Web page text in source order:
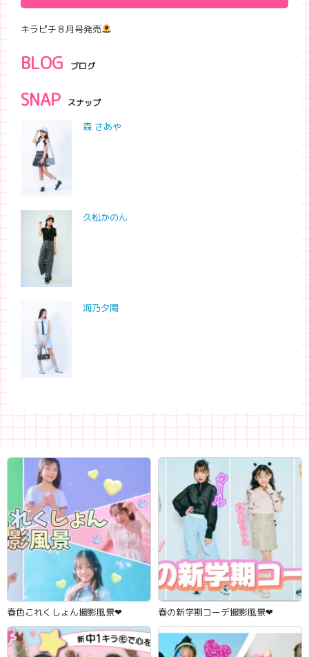
キラピチ８月号発売
BLOG ブログ
SNAP スナップ
森 さあや
久松かのん
海乃夕陽
春色これくしょん撮影風景‪‪❤︎‬ 春の新学期コーデ撮影風景‪‪❤︎‬